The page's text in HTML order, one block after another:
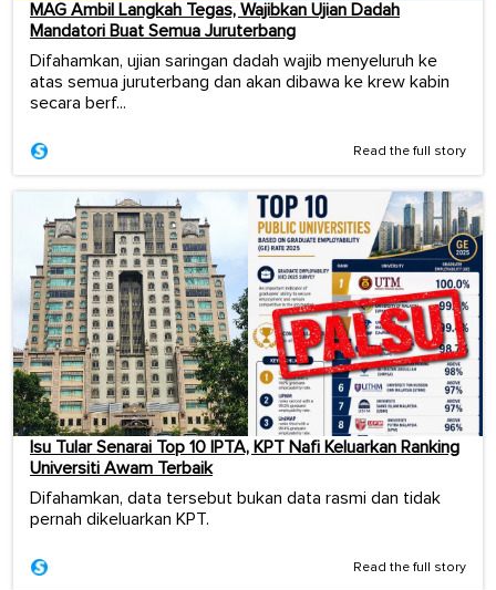
MAG Ambil Langkah Tegas, Wajibkan Ujian Dadah
Mandatori Buat Semua Juruterbang
Difahamkan, ujian saringan dadah wajib menyeluruh ke
atas semua juruterbang dan akan dibawa ke krew kabin
secara berf...
Read the full story
Isu Tular Senarai Top 10 IPTA, KPT Nafi Keluarkan Ranking
Universiti Awam Terbaik
Difahamkan, data tersebut bukan data rasmi dan tidak
pernah dikeluarkan KPT.
Read the full story